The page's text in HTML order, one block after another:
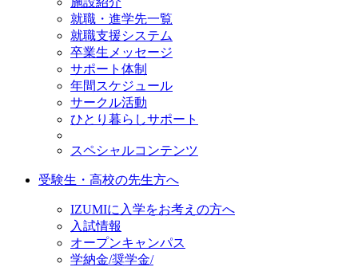
就職・進学先一覧
就職支援システム
卒業生メッセージ
サポート体制
年間スケジュール
サークル活動
ひとり暮らしサポート
スペシャルコンテンツ
受験生・高校の先生方へ
IZUMIに入学をお考えの方へ
入試情報
オープンキャンパス
学納金/奨学金/